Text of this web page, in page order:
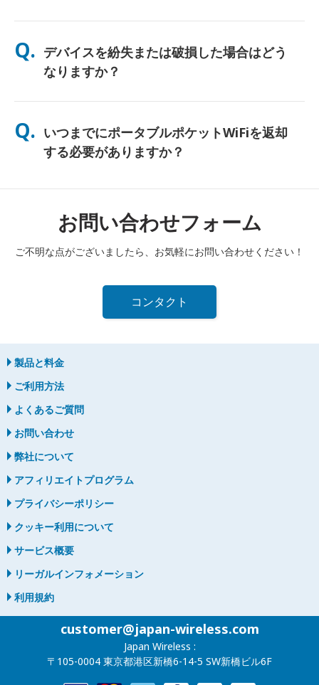
はい、最大10台のデバイス（スマートフォン、タブレット、ノー
し、終日使用できるよう無料のパワーバンクも同梱しています。
Q. デバイスを紛失または破損した場合はどう
なりますか？
チェックアウト時に保険を追加して、紛失や破損に備えることが
発生した場合は、すぐに当社までご連絡ください—引き続き接続
できるようサポートいたします。
Q. いつまでにポータブルポケットWiFiを返却
する必要がありますか？
場合は、追加料金が発生します。
お問い合わせフォーム
ご不明な点がございましたら、お気軽にお問い合わせください！
コンタクト
製品と料金
ご利用方法
よくあるご質問
お問い合わせ
弊社について
アフィリエイトプログラム
プライバシーポリシー
クッキー利用について
サービス概要
リーガルインフォメーション
利用規約
customer@japan-wireless.com
Japan Wireless :
〒105-0004 東京都港区新橋6-14-5 SW新橋ビル6F